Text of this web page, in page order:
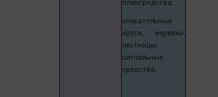
плавсредства,
спасательные
круги, веревки,
лестницы,
сигнальные
средства.